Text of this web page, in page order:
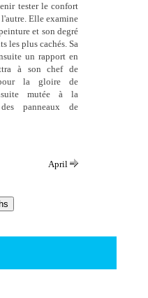
tester le confort
Elle examine
et son degré
les plus cachés. Sa
un rapport en
à son chef de
la gloire de
mutée à la
panneaux de
April